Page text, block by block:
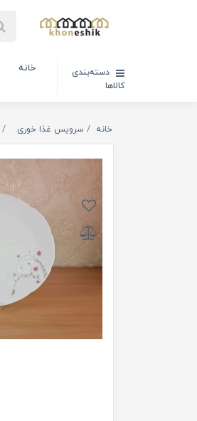
دسته‌بندی
کالاها
خانه
خانه سرویس غذا خوری